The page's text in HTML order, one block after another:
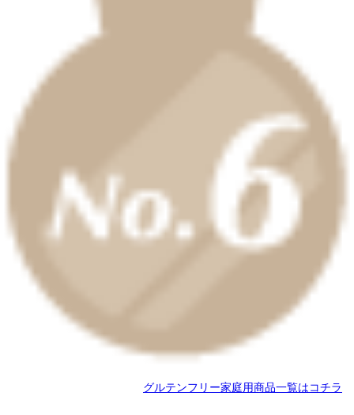
グルテンフリー家庭用商品一覧はコチラ